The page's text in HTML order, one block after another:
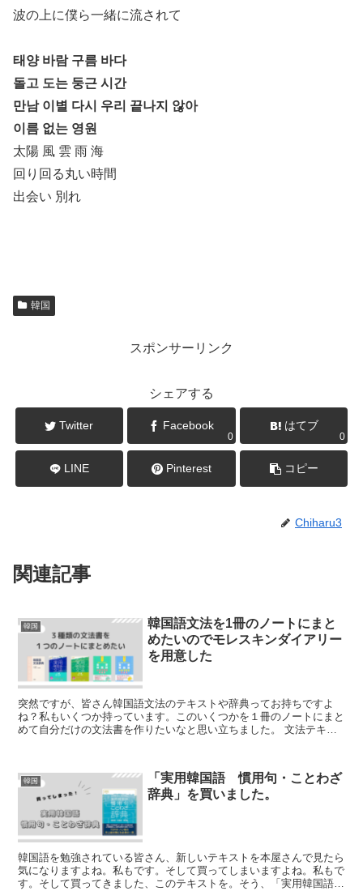
波の上に僕ら一緒に流されて
태양 바람 구름 바다
돌고 도는 둥근 시간
만남 이별 다시 우리 끝나지 않아
이름 없는 영원
太陽 風 雲 雨 海
回り回る丸い時間
出会い 別れ
韓国
スポンサーリンク
シェアする
Twitter Facebook
0
はてブ
0
LINE Pinterest コピー
Chiharu3
関連記事
韓国
韓国語文法を1冊のノートにまと
めたいのでモレスキンダイアリー
を用意した
突然ですが、皆さん韓国語文法のテキストや辞典ってお持ちですよ
ね？私もいくつか持っています。このいくつかを１冊のノートにまと
めて自分だけの文法書を作りたいなと思い立ちました。 文法テキス
韓国
「実用韓国語 慣用句・ことわざ
辞典」を買いました。
韓国語を勉強されている皆さん、新しいテキストを本屋さんで見たら
気になりますよね。私もです。そして買ってしまいますよね。私もで
す。そして買ってきました、このテキストを。そう、「実用韓国語